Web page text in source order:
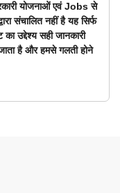
योजनाओं एवं Jobs से
संचालित नहीं है यह सिर्फ
उद्देश्य सही जानकारी
है और हमसे गलती होने